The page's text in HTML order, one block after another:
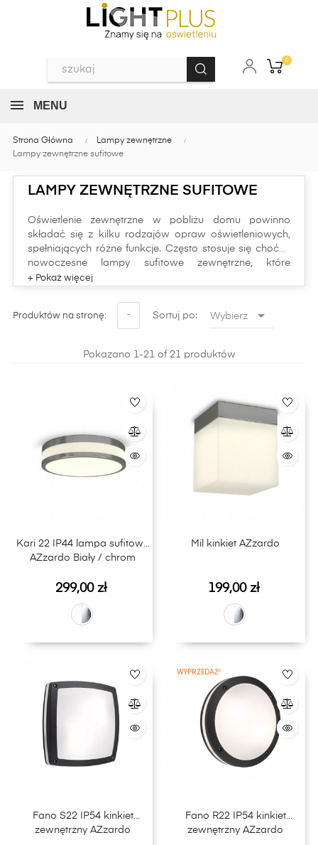
0
MENU
Strona Główna
Lampy zewnętrzne
Lampy zewnętrzne sufitowe
LAMPY ZEWNĘTRZNE SUFITOWE
Oświetlenie zewnętrzne w pobliżu domu powinno
składać się z kilku rodzajów opraw oświetleniowych,
spełniających różne funkcje. Często stosuje się choćby
nowoczesne lampy sufitowe zewnętrzne, które
podnoszą wygodę korzystania z terenu i wpływają
Szukasz wysokiej jakości produktów? Szeroki wybór
modnych i trwałych rozwiązań znajdziesz w naszym
Produktów na stronę: - Sortuj po: Wybierz 
Pokazano 1-21 of 21 produktów
Kari 22 IP44 lampa sufitowa
AZzardo Biały / chrom
Cena
299,00 zł
Mil kinkiet AZzardo
Cena
199,00 zł
Fano S22 IP54 kinkiet
zewnętrzny AZzardo
WYPRZEDAŻ!
Fano R22 IP54 kinkiet
zewnętrzny AZzardo